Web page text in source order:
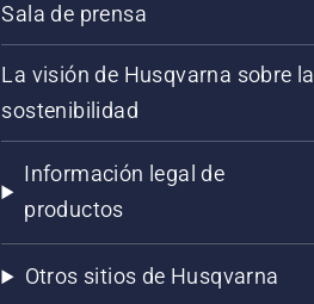
Sala de prensa
La visión de Husqvarna sobre la
sostenibilidad
Información legal de
productos
Otros sitios de Husqvarna